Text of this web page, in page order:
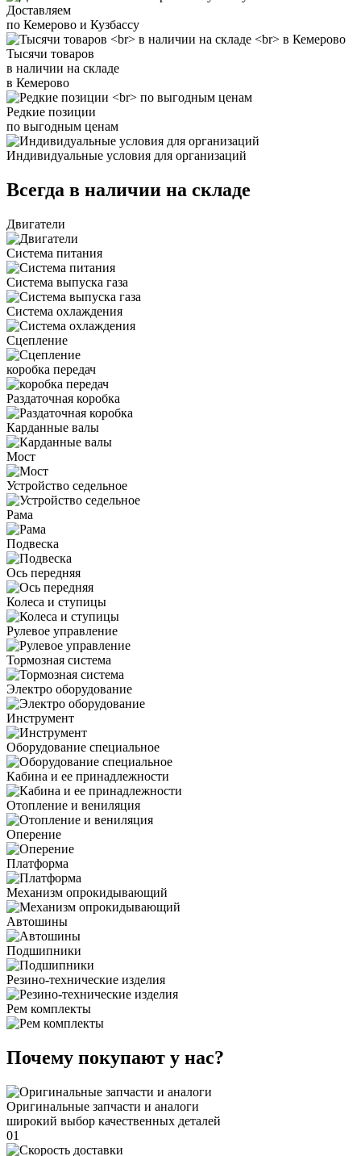
Доставляем
по Кемерово и Кузбассу
Тысячи товаров
в наличии на складе
в Кемерово
Редкие позиции
по выгодным ценам
Индивидуальные условия для организаций
Всегда в наличии на складе
Двигатели
Система питания
Система выпуска газа
Система охлаждения
Сцепление
коробка передач
Раздаточная коробка
Карданные валы
Мост
Устройство седельное
Рама
Подвеска
Ось передняя
Колеса и ступицы
Рулевое управление
Тормозная система
Электро оборудование
Инструмент
Оборудование специальное
Кабина и ее принадлежности
Отопление и вениляция
Оперение
Платформа
Механизм опрокидывающий
Автошины
Подшипники
Резино-технические изделия
Рем комплекты
Почему покупают у нас?
Оригинальные запчасти и аналоги
широкий выбор качественных деталей
01